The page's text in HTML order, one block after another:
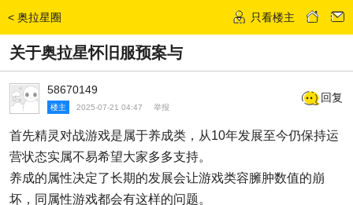
发话题
关于奥拉星怀旧服预案与
58670149
楼主 2025-07-21 04:47 举报
回复
首先精灵对战游戏是属于养成类，从10年发展至今仍保持运
营状态实属不易希望大家多多支持。
养成的属性决定了长期的发展会让游戏类容臃肿数值的崩
坏，同属性游戏都会有这样的问题。
< 奥拉星圈 只看楼主